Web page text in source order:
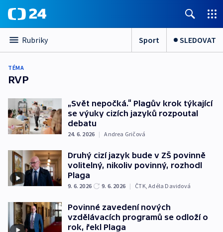
Rubriky Sport SLEDOVAT
TÉMA
RVP
„Svět nepočká.“ Plagův krok týkající
se výuky cizích jazyků rozpoutal
debatu
24. 6. 2026 | Andrea Gričová
Druhý cizí jazyk bude v ZŠ povinně
volitelný, nikoliv povinný, rozhodl
Plaga
9. 6. 2026 9. 6. 2026 | ČTK,Adéla Davidová
Povinné zavedení nových
vzdělávacích programů se odloží o
rok, řekl Plaga